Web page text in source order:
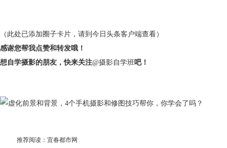
（此处已添加圈子卡片，请到今日头条客户端查看）
感谢您帮我点赞和转发哦！
想自学摄影的朋友，快来关注@摄影自学班吧！
推荐阅读： 宜春都市网